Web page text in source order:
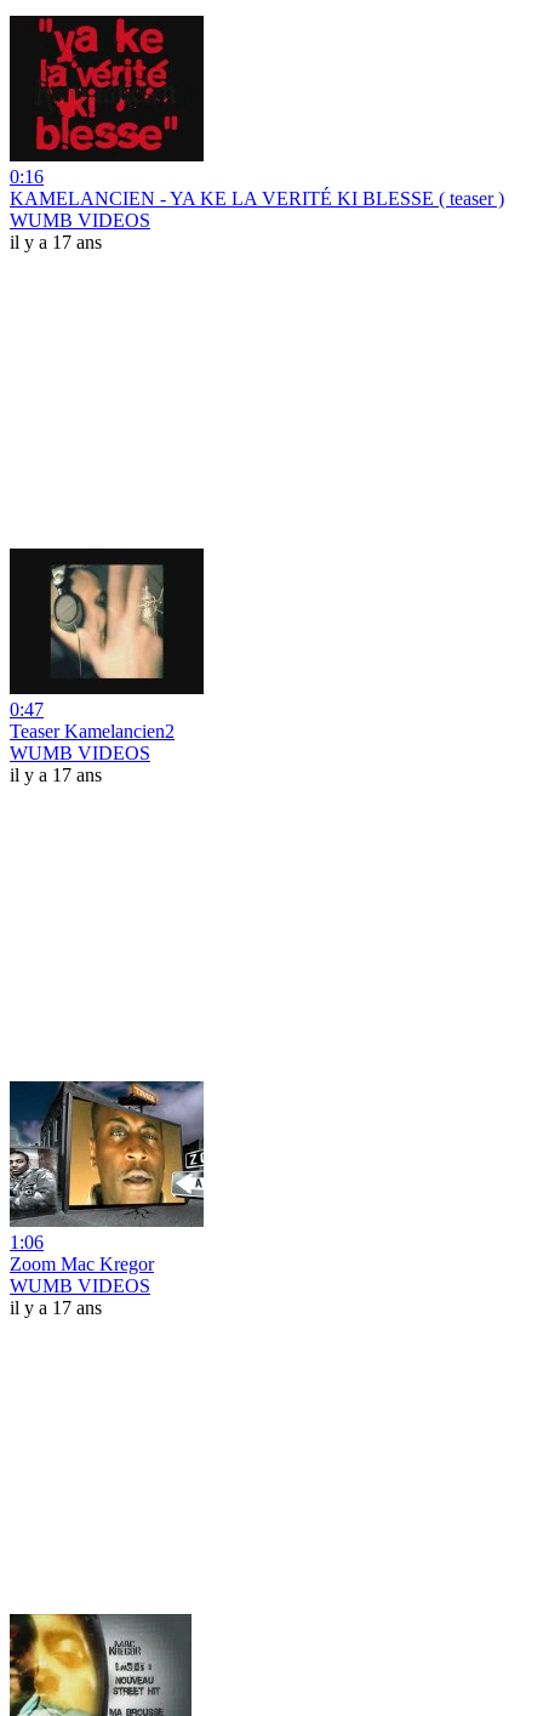
0:16
KAMELANCIEN - YA KE LA VERITÉ KI BLESSE ( teaser )
WUMB VIDEOS
il y a 17 ans
0:47
Teaser Kamelancien2
WUMB VIDEOS
il y a 17 ans
1:06
Zoom Mac Kregor
WUMB VIDEOS
il y a 17 ans